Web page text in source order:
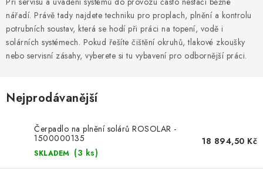
VODOINSTALACE
NÁŘADÍ
⭐ NEJLÉPE HODNOCENÉ
⚡ NOVINKA
nářadí. Právě tady najdete techniku pro proplach, plnění a kontrolu
potrubních soustav, která se hodí při práci na topení, vodě i
solárních systémech. Pokud řešíte čištění okruhů, tlakové zkoušky
nebo servisní zásahy, vyberete si tu vybavení pro odbornější práci.
Nejprodávanější
Čerpadlo na plnění solárů ROSOLAR -
1500000135
SKLADEM (3 ks)
18 894,50 Kč